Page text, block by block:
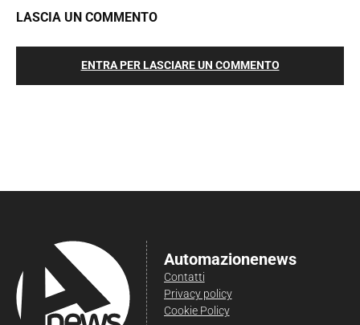
LASCIA UN COMMENTO
ENTRA PER LASCIARE UN COMMENTO
Automazionenews
Contatti
Privacy policy
Cookie Policy